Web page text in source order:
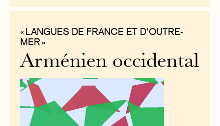
« LANGUES DE FRANCE ET D'OUTRE-
MER »
Arménien occidental